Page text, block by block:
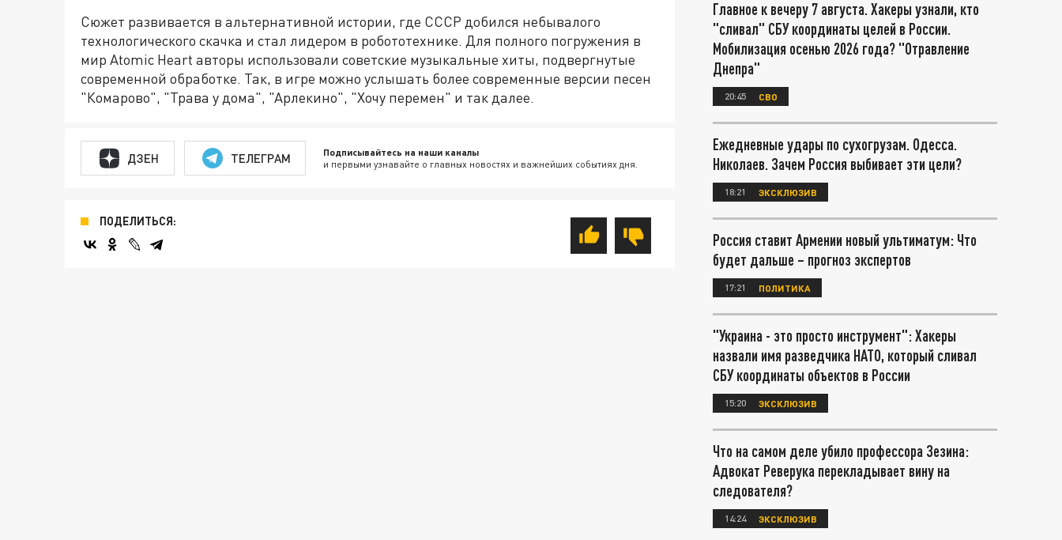
Сюжет развивается в альтернативной истории, где СССР добился небывалого
технологического скачка и стал лидером в робототехнике. Для полного погружения в
мир Atomic Heart авторы использовали советские музыкальные хиты, подвергнутые
современной обработке. Так, в игре можно услышать более современные версии песен
"Комарово", "Трава у дома", "Арлекино", "Хочу перемен" и так далее.
ДЗЕН ТЕЛЕГРАМ Подписывайтесь на наши каналы
и первыми узнавайте о главных новостях и важнейших событиях дня.
ПОДЕЛИТЬСЯ:
Главное к вечеру 7 августа. Хакеры узнали, кто
"сливал" СБУ координаты целей в России.
Мобилизация осенью 2026 года? "Отравление
Днепра"
20:45 СВО
Ежедневные удары по сухогрузам. Одесса.
Николаев. Зачем Россия выбивает эти цели?
18:21 ЭКСКЛЮЗИВ
Россия ставит Армении новый ультиматум: Что
будет дальше – прогноз экспертов
17:21 ПОЛИТИКА
"Украина - это просто инструмент": Хакеры
назвали имя разведчика НАТО, который сливал
СБУ координаты объектов в России
15:20 ЭКСКЛЮЗИВ
Что на самом деле убило профессора Зезина:
Адвокат Реверука перекладывает вину на
следователя?
14:24 ЭКСКЛЮЗИВ